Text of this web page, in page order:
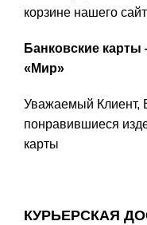
корзине нашего
Банковские
«Мир»
Уважаемый Клиент,
понравившиеся
карты
КУРЬЕРСКАЯ